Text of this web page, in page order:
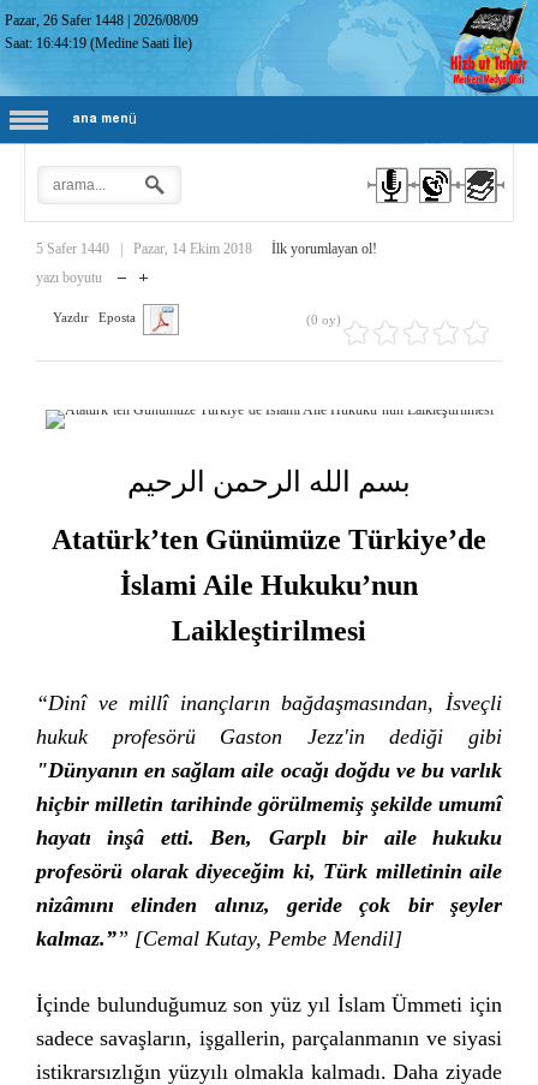
Pazar, 26 Safer 1448 |2026/08/09
Saat: 16:44:20 (Medine Saati İle)
ana menü
5 Safer 1440 Pazar, 14 Ekim 2018
İlk yorumlayan ol!
yazı boyutu
Yazdır Eposta (0 oy)
بسم الله الرحمن الرحيم
Atatürk’ten Günümüze Türkiye’de
İslami Aile Hukuku’nun
Laikleştirilmesi
“Dinî ve millî inançların bağdaşmasından, İsveçli
hukuk profesörü Gaston Jezz'in dediği gibi
"Dünyanın en sağlam aile ocağı doğdu ve bu varlık
hiçbir milletin tarihinde görülmemiş şekilde umumî
hayatı inşâ etti. Ben, Garplı bir aile hukuku
profesörü olarak diyeceğim ki, Türk milletinin aile
nizâmını elinden alınız, geride çok bir şeyler
kalmaz.”” [Cemal Kutay, Pembe Mendil]
İçinde bulunduğumuz son yüz yıl İslam Ümmeti için
sadece savaşların, işgallerin, parçalanmanın ve siyasi
istikrarsızlığın yüzyılı olmakla kalmadı. Daha ziyade